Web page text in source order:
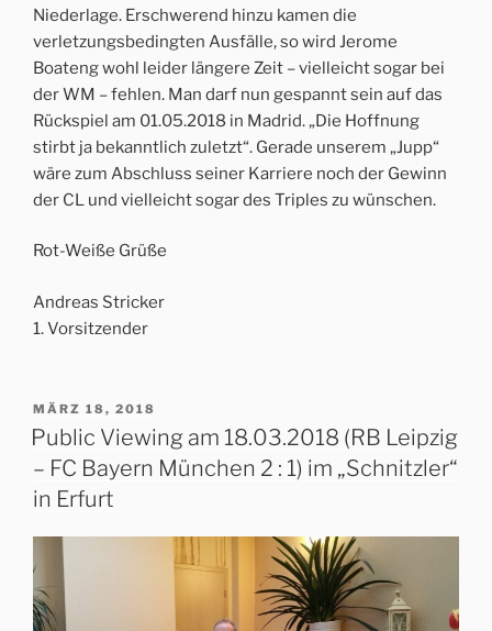
Niederlage. Erschwerend hinzu kamen die
verletzungsbedingten Ausfälle, so wird Jerome
Boateng wohl leider längere Zeit – vielleicht sogar bei
der WM – fehlen. Man darf nun gespannt sein auf das
Rückspiel am 01.05.2018 in Madrid. „Die Hoffnung
stirbt ja bekanntlich zuletzt“. Gerade unserem „Jupp“
wäre zum Abschluss seiner Karriere noch der Gewinn
der CL und vielleicht sogar des Triples zu wünschen.
Rot-Weiße Grüße
Andreas Stricker
1. Vorsitzender
VERÖFFENTLICHT
AM
MÄRZ 18, 2018
Public Viewing am 18.03.2018 (RB Leipzig
– FC Bayern München 2 : 1) im „Schnitzler“
in Erfurt